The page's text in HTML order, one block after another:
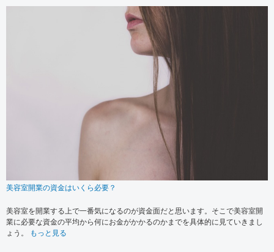
美容室開業の資金はいくら必要？
美容室を開業する上で一番気になるのが資金面だと思います。そこで美容室開
業に必要な資金の平均から何にお金がかかるのかまでを具体的に見ていきまし
ょう。
もっと見る